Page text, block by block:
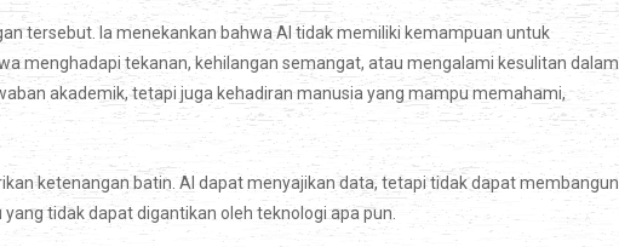
tersebut. Ia menekankan bahwa AI tidak memiliki kemampuan untuk
menghadapi tekanan, kehilangan semangat, atau mengalami kesulitan dalam
akademik, tetapi juga kehadiran manusia yang mampu memahami,
ketenangan batin. AI dapat menyajikan data, tetapi tidak dapat membangun
tidak dapat digantikan oleh teknologi apa pun.